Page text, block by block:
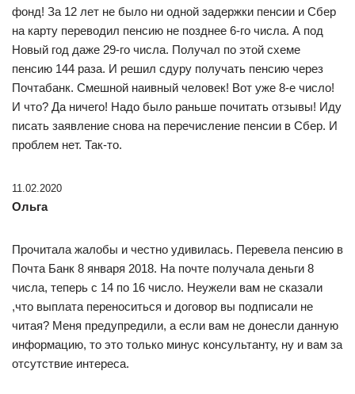
фонд! За 12 лет не было ни одной задержки пенсии и Сбер
на карту переводил пенсию не позднее 6-го числа. А под
Новый год даже 29-го числа. Получал по этой схеме
пенсию 144 раза. И решил сдуру получать пенсию через
Почтабанк. Смешной наивный человек! Вот уже 8-е число!
И что? Да ничего! Надо было раньше почитать отзывы! Иду
писать заявление снова на перечисление пенсии в Сбер. И
проблем нет. Так-то.
11.02.2020
Ольга
Прочитала жалобы и честно удивилась. Перевела пенсию в
Почта Банк 8 января 2018. На почте получала деньги 8
числа, теперь с 14 по 16 число. Неужели вам не сказали
,что выплата переноситься и договор вы подписали не
читая? Меня предупредили, а если вам не донесли данную
информацию, то это только минус консультанту, ну и вам за
отсутствие интереса.